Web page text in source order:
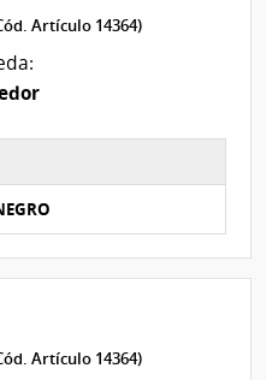
Artículo 14364)
Artículo 14364)